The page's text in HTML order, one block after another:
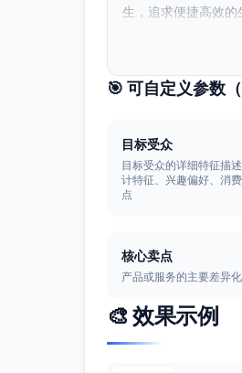
生，追求便捷高效
🎯 可自定义参数（
目标受众
目标受众的详细特征描
计特征、兴趣偏好、消
点
核心卖点
产品或服务的主要差异
🎨 效果示例